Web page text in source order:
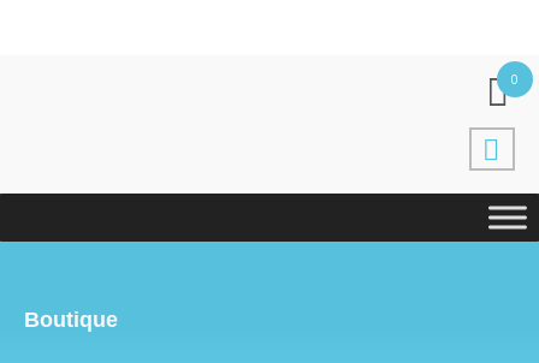
0
Boutique